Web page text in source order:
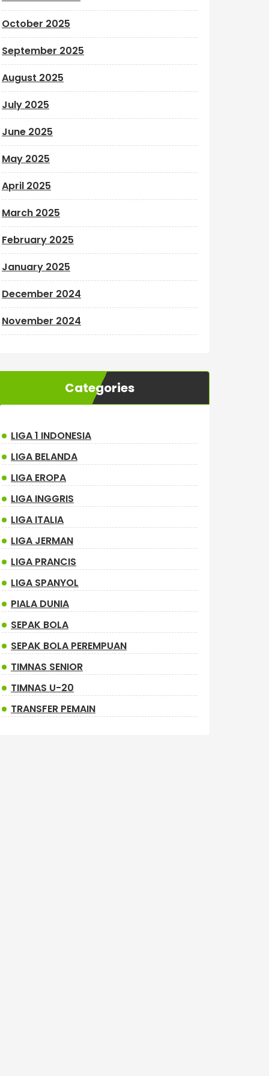
October 2025
September 2025
August 2025
July 2025
June 2025
May 2025
April 2025
March 2025
February 2025
January 2025
December 2024
November 2024
Categories
LIGA 1 INDONESIA
LIGA BELANDA
LIGA EROPA
LIGA INGGRIS
LIGA ITALIA
LIGA JERMAN
LIGA PRANCIS
LIGA SPANYOL
PIALA DUNIA
SEPAK BOLA
SEPAK BOLA PEREMPUAN
TIMNAS SENIOR
TIMNAS U-20
TRANSFER PEMAIN